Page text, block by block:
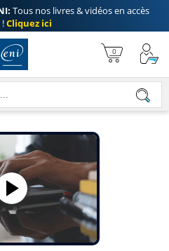
Tous nos livres & vidéos en accès
Cliquez ici